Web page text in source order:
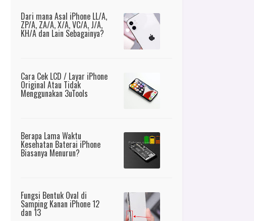
Dari mana Asal iPhone LL/A,
ZP/A, ZA/A, X/A, VC/A, J/A,
KH/A dan Lain Sebagainya?
Cara Cek LCD / Layar iPhone
Original Atau Tidak
Menggunakan 3uTools
Berapa Lama Waktu
Kesehatan Baterai iPhone
Biasanya Menurun?
Fungsi Bentuk Oval di
Samping Kanan iPhone 12
dan 13